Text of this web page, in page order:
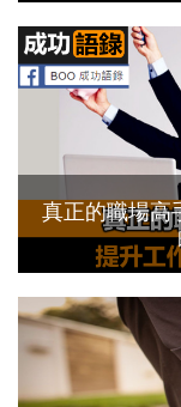
真正的職場高